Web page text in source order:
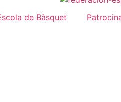
de Bàsquet